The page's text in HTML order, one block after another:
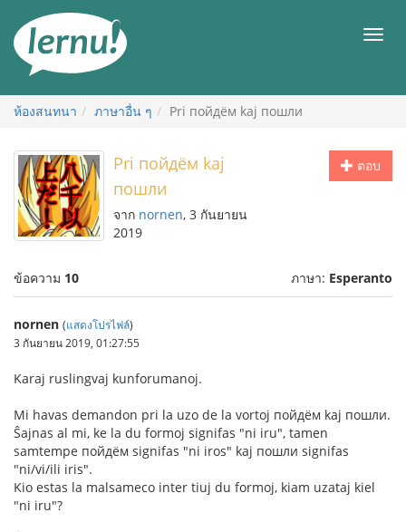
สารบัญ
เมนู
ห้องสนทนา ภาษาอื่น ๆ Pri пойдём kaj пошли
ตอบ
Pri пойдём kaj
пошли
จาก nornen, 3 กันยายน
2019
ข้อความ 10 ภาษา: Esperanto
nornen (แสดงโปรไฟล์)
3 กันยายน 2019, 01:27:55
Karaj ruslingvaj kunforumanoj.
Mi havas demandon pri la uzo de la vortoj пойдём kaj пошли.
Ŝajnas al mi, ke la du formoj signifas "ni iru", tamen
samtempe пойдём signifas "ni iros" kaj пошли signifas
"ni/vi/ili iris".
Kio estas la malsameco inter tiuj du formoj, kiam uzataj kiel
"ni iru"?